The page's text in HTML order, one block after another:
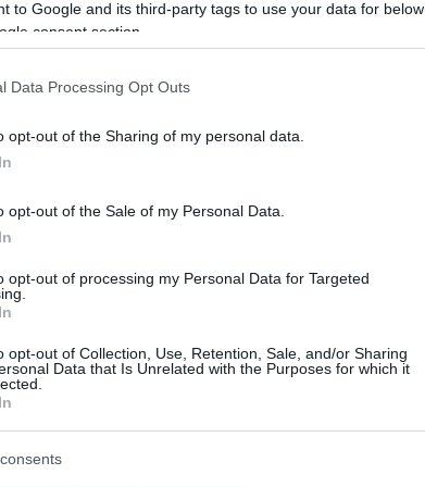
to Google and its third-party tags to use your data for
consent section.
Data Processing Opt Outs
opt-out of the Sharing of my personal data.
opt-out of the Sale of my Personal Data.
opt-out of processing my Personal Data for Targeted
opt-out of Collection, Use, Retention, Sale, and/or Sharing
Data that Is Unrelated with the Purposes for which it
a hagyományos cigarettákra és
emelése.
z EU-n belüli adózás
. A javaslat emellett első ízben kívánja
Olyan újabb termékek esetében,
dohánytermékek. A jelenlegi, legutóbb
ahhoz, hogy megfeleljen a változó
kihívásoknak – írja aFinancial
törvényjavaslatot. De a magas inflációs
hatásaival kapcsolatos aggodalmak
uniós tisztviselők jelezték, hogy
a hírek szerint nagyon szeretné
aggályokra és az